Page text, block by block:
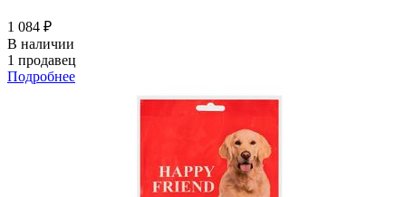
1 084 ₽
В наличии
1 продавец
Подробнее